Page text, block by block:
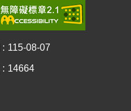
115-08-07
14664